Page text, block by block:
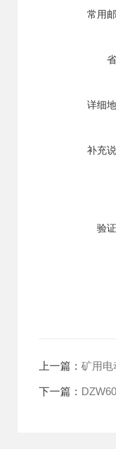
常用
详细
补充
验
上一篇： 矿用电
下一篇：